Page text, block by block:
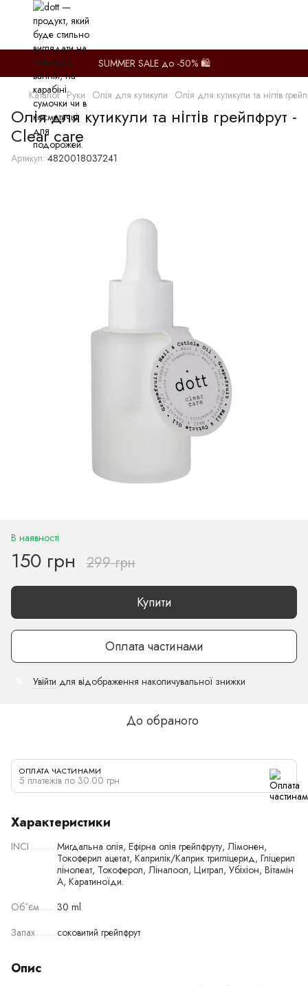
SUMMER SALE до -50% 🛍️
Каталог Руки Олія для кутикули Олія для кутикули та нігтів
Олія для кутикули та нігтів грейпфрут -
Clear care
Артикул: 4820018037241
В наявності
150 грн 299 грн
Купити
Оплата частинами
Увійти для відображення накопичувальної знижки
До обраного
ОПЛАТА ЧАСТИНАМИ
5 платежів по 30.00 грн
Характеристики
INCI
Мигдальна олія, Ефірна олія грейпфруту, Лімонен,
Токоферил ацетат, Каприлік/Каприк тригліцерид, Гліцерил
лінолеат, Токоферол, Ліналоол, Цитрал, Убіхіон, Вітамін
А, Каратиноїди.
Об`єм
30 ml
Запах
соковитий грейпфрут
Опис